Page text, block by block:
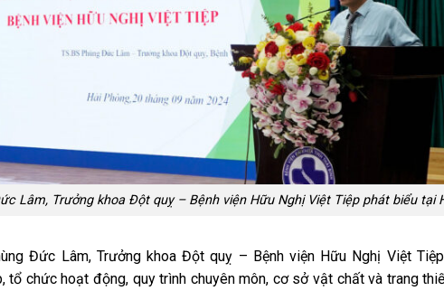
Lâm, Trưởng khoa Đột quỵ – Bệnh viện Hữu Nghị Việt Tiệp phát biểu tại
Đức Lâm, Trưởng khoa Đột quỵ – Bệnh viện Hữu Nghị Việt
tổ chức hoạt động, quy trình chuyên môn, cơ sở vật chất và trang